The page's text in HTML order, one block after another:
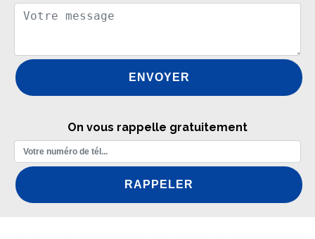
On vous rappelle gratuitement